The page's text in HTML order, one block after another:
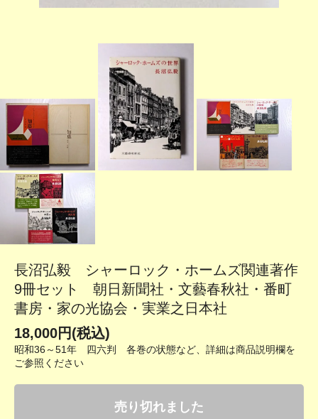
長沼弘毅 シャーロック・ホームズ関連著作
9冊セット 朝日新聞社・文藝春秋社・番町
書房・家の光協会・実業之日本社
18,000円(税込)
昭和36～51年 四六判 各巻の状態など、詳細は商品説明欄を
ご参照ください
売り切れました